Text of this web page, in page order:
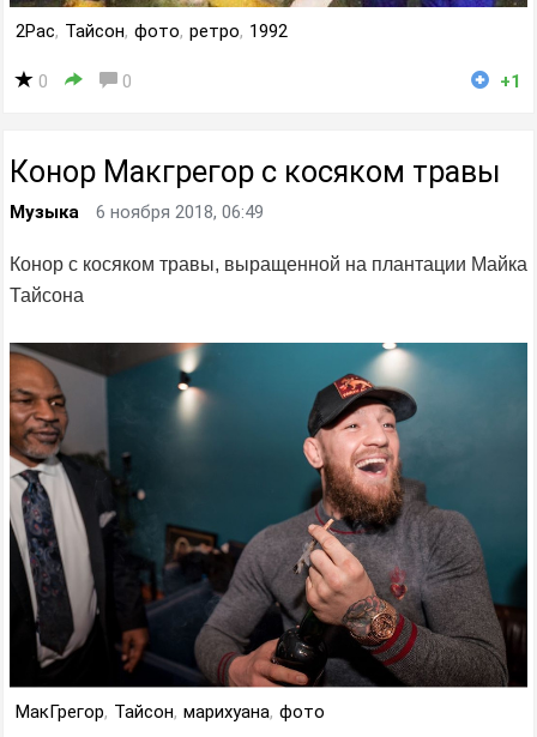
2Pac, Тайсон, фото, ретро, 1992
0 0 +1
Конор Макгрегор с косяком травы
Музыка 6 ноября 2018, 06:49
Конор с косяком травы, выращенной на плантации Майка
Тайсона
МакГрегор, Тайсон, марихуана, фото